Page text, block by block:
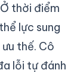
thời điểm
lực sung
thế. Cô
lỗi tự đánh